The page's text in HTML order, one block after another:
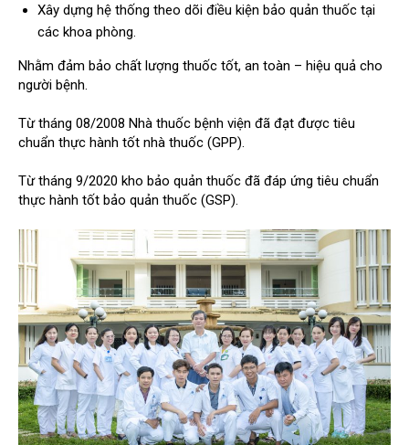
Xây dựng hệ thống theo dõi điều kiện bảo quản thuốc tại
các khoa phòng.
Nhằm đảm bảo chất lượng thuốc tốt, an toàn – hiệu quả cho
người bệnh.
Từ tháng 08/2008 Nhà thuốc bệnh viện đã đạt được tiêu
chuẩn thực hành tốt nhà thuốc (GPP).
Từ tháng 9/2020 kho bảo quản thuốc đã đáp ứng tiêu chuẩn
thực hành tốt bảo quản thuốc (GSP).